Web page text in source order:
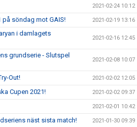
2021-02-24 10:12
på söndag mot GAIS! 2021-02-19 13:16
i damlagets
2021-02-16 12:45
grundserie - Slutspel
2021-02-08 10:07
Out! 2021-02-02 12:05
Cupen 2021! 2021-02-02 09:37
2021-02-01 10:42
näst sista match! 2021-01-30 09:39